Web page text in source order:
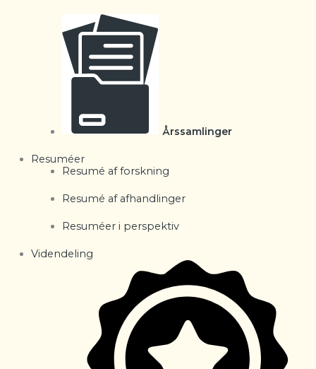
Årssamlinger
Resuméer
Resumé af forskning
Resumé af afhandlinger
Resuméer i perspektiv
Videndeling